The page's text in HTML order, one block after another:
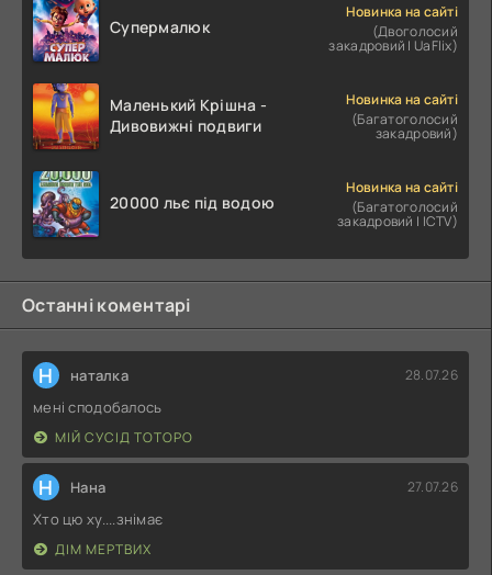
Супермалюк
Новинка на сайті
(Двоголосий
закадровий | UaFlix)
Маленький Крішна -
Дивовижні подвиги
Новинка на сайті
(Багатоголосий
закадровий)
20000 льє під водою
Новинка на сайті
(Багатоголосий
закадровий | ICTV)
Останні коментарі
Н наталка 28.07.26
мені сподобалось
МІЙ СУСІД ТОТОРО
Н Нана 27.07.26
Хто цю ху....знімає
ДІМ МЕРТВИХ